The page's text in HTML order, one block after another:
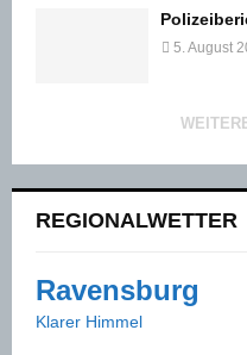
5. August
REGIONALWETTER
Ravensburg
Klarer Himmel